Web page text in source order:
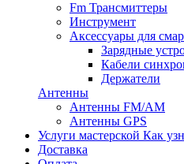
Fm Трансмиттеры
Инструмент
Аксессуары для
Зарядные
Кабели
Держатели
Антенны
Антенны FM/AM
Антенны GPS
Услуги мастерской Как
Доставка